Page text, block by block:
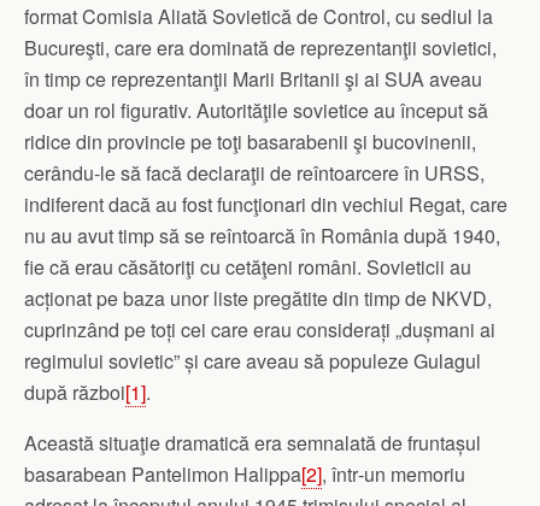
format Comisia Aliată Sovietică de Control, cu sediul la
Bucureşti, care era dominată de reprezentanţii sovietici,
în timp ce reprezentanţii Marii Britanii şi ai SUA aveau
doar un rol figurativ. Autorităţile sovietice au început să
ridice din provincie pe toţi basarabenii şi bucovinenii,
cerându‑le să facă declaraţii de reîntoarcere în URSS,
indiferent dacă au fost funcţionari din vechiul Regat, care
nu au avut timp să se reîntoarcă în România după 1940,
fie că erau căsătoriţi cu cetăţeni români. Sovieticii au
acționat pe baza unor liste pregătite din timp de NKVD,
cuprinzând pe toți cei care erau considerați „dușmani ai
regimului sovietic” și care aveau să populeze Gulagul
după război[1].
Această situaţie dramatică era semnalată de fruntașul
basarabean Pantelimon Halippa[2], într‑un memoriu